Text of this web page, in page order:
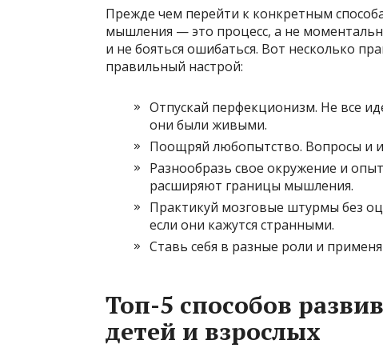
Прежде чем перейти к конкретным
мышления — это процесс, а не
и не бояться ошибаться. Вот несколько
правильный настрой:
Отпускай перфекционизм. Не все
они были живыми.
Поощряй любопытство. Вопросы и
Разнообразь свое окружение и
расширяют границы мышления.
Практикуй мозговые штурмы без
если они кажутся странными.
Ставь себя в разные роли и
Топ-5 способов
детей и взрослых